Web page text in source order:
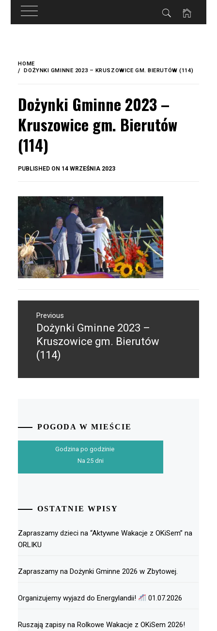
treści
content
HOME
DOŻYNKI GMINNE 2023 – KRUSZOWICE GM. BIERUTÓW (114)
Dożynki Gminne 2023 –
Kruszowice gm. Bierutów
(114)
PUBLISHED ON 14 WRZEŚNIA 2023
wpisuPrevious
Previous
post:
Dożynki Gminne 2023 –
Kruszowice gm. Bierutów
(114)
POGODA W MIEŚCIE
Godzina po godzinie
Na 25 dni
OSTATNIE WPISY
Zapraszamy dzieci na “Aktywne Wakacje z OKiSem” na
ORLIKU
Zapraszamy na Dożynki Gminne 2026 w Zbytowej.
Organizujemy wyjazd do Energylandii! 01.07.2026
Ruszają zapisy na Rolkowe Wakacje z OKiSem 2026!